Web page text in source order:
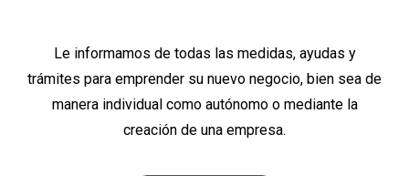
Le informamos de todas las medidas, ayudas y
trámites para emprender su nuevo negocio, bien sea de
manera individual como autónomo o mediante la
creación de una empresa.